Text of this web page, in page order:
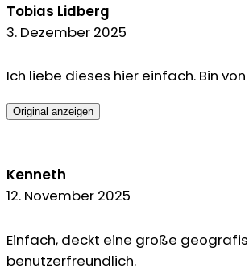
Tobias Lidberg
3. Dezember 2025
Ich liebe dieses hier einfach. Bin
Original anzeigen
Kenneth
12. November 2025
Einfach, deckt eine große
benutzerfreundlich.